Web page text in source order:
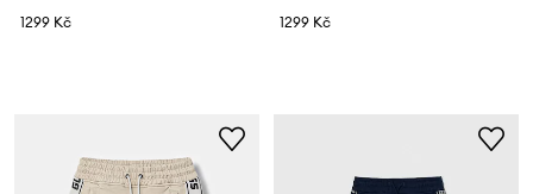
1299 Kč
1299 Kč